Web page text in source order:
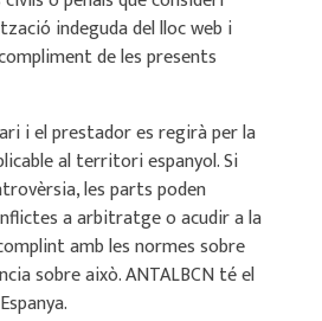
indeguda del lloc web i
de les presents
i el prestador es regirà per la
al territori espanyol. Si
les parts poden
a arbitratge o acudir a la
amb les normes sobre
sobre això. ANTALBCN té el